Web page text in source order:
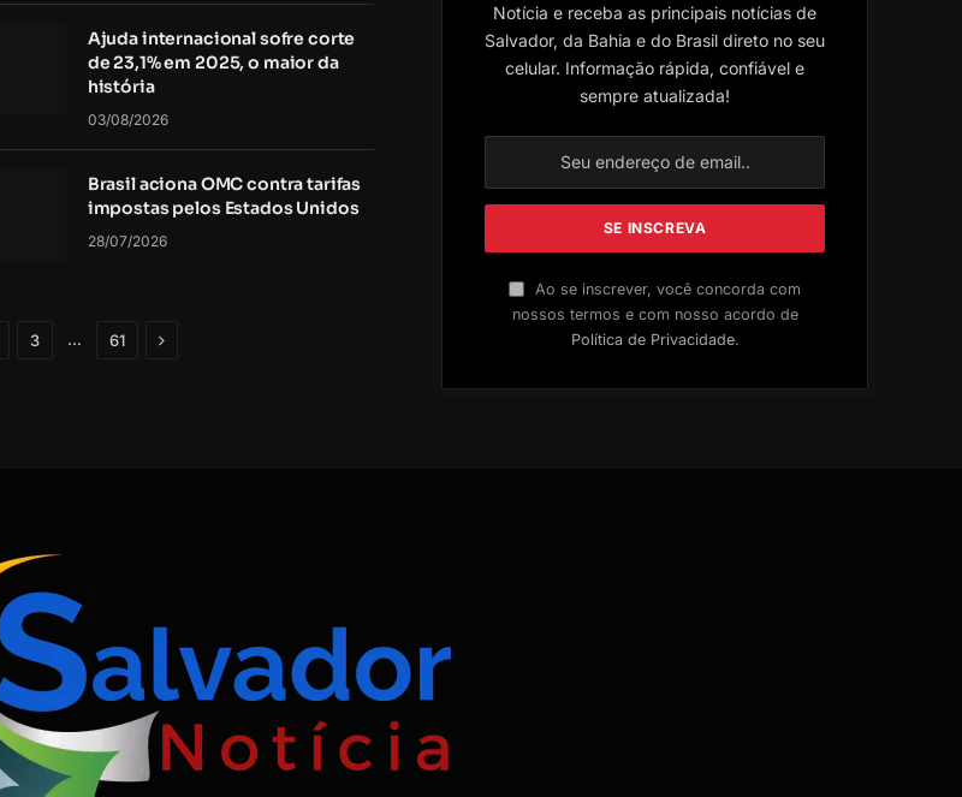
Ajuda internacional sofre corte
de 23,1% em 2025, o maior da
história
03/08/2026
Brasil aciona OMC contra tarifas
impostas pelos Estados Unidos
28/07/2026
3 … 61 Próximo
Notícia e receba as principais notícias de
Salvador, da Bahia e do Brasil direto no seu
celular. Informação rápida, confiável e
sempre atualizada!
Ao se inscrever, você concorda com
nossos termos e com nosso acordo de
Política de Privacidade.